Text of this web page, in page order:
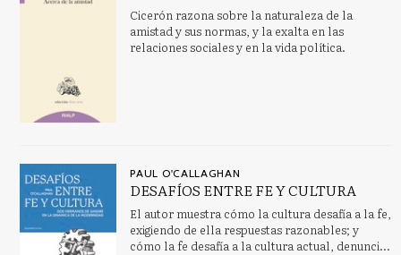
Cicerón razona sobre la naturaleza de la
amistad y sus normas, y la exalta en las
relaciones sociales y en la vida política.
PAUL O'CALLAGHAN
DESAFÍOS ENTRE FE Y CULTURA
El autor muestra cómo la cultura desafía a la fe,
exigiendo de ella respuestas razonables; y
cómo la fe desafía a la cultura actual, denunci...